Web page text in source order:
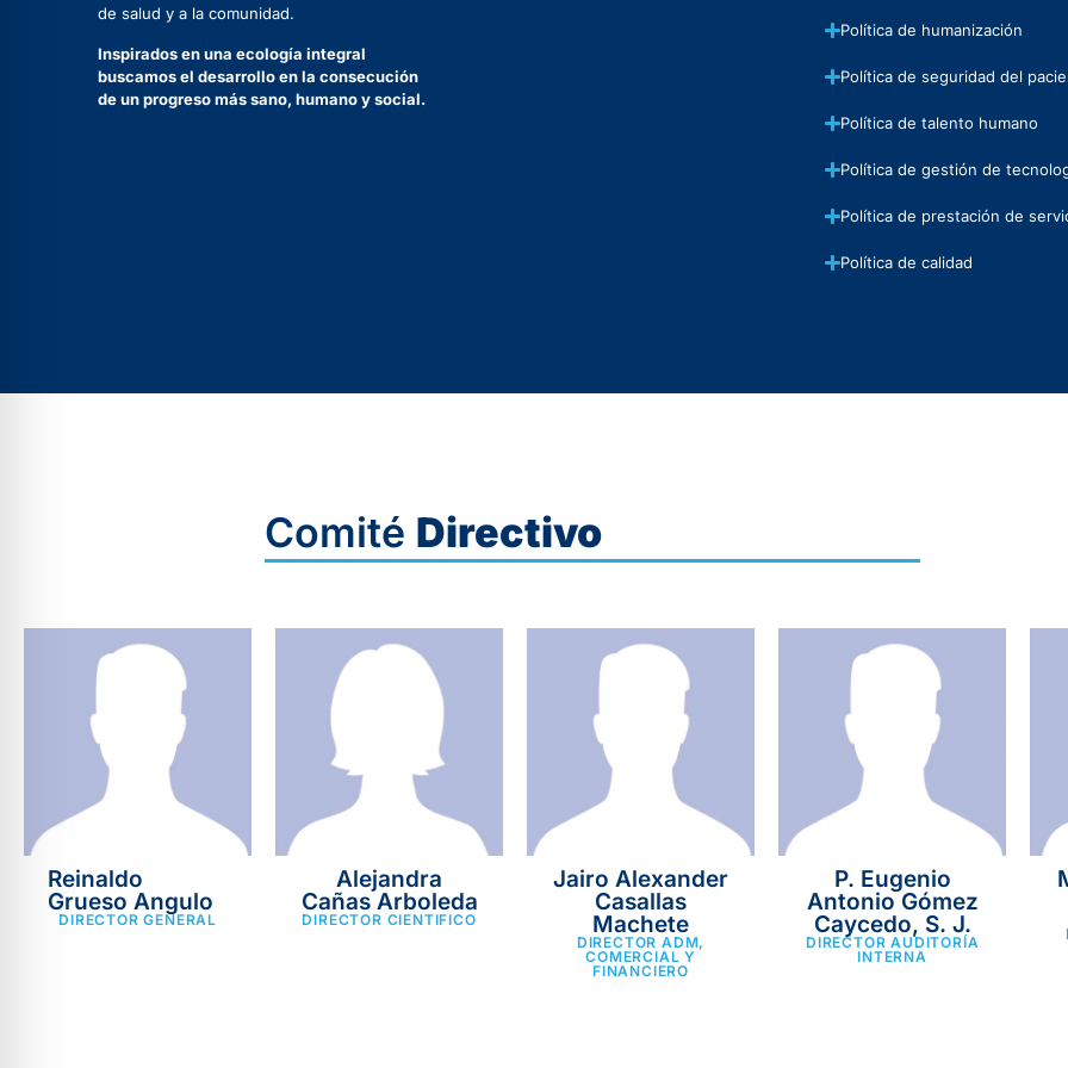
de salud y a la comunidad.
Inspirados en una ecología integral
buscamos el desarrollo en la consecución
de un progreso más sano, humano y social.
Política de humanización
Política de seguridad del
Política de talento humano
Política de gestión de
Política de prestación de
Política de calidad
Comité Directivo
Reinaldo
Grueso Angulo
DIRECTOR GENERAL
Alejandra
Cañas Arboleda
DIRECTOR CIENTIFICO
Jairo Alexander
Casallas
Machete
DIRECTOR ADM,
COMERCIAL Y
FINANCIERO
P. Eugenio
Antonio Gómez
Caycedo, S. J.
DIRECTOR AUDITORÍA
INTERNA